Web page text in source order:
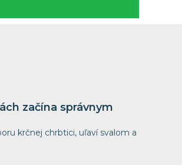
začína správnym
krčnej chrbtici, uľaví svalom a